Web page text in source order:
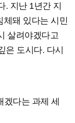
. 지난 1년간 지
체돼 있다는 시민
살려야겠다고
은 도시다. 다시
겠다는 과제 세